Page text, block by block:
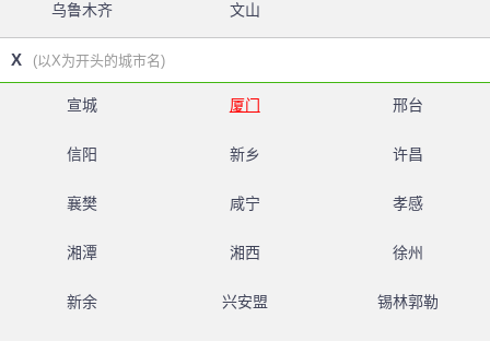
乌鲁木齐 文山
X (以X为开头的城市名)
宣城 厦门 邢台
信阳 新乡 许昌
襄樊 咸宁 孝感
湘潭 湘西 徐州
新余 兴安盟 锡林郭勒